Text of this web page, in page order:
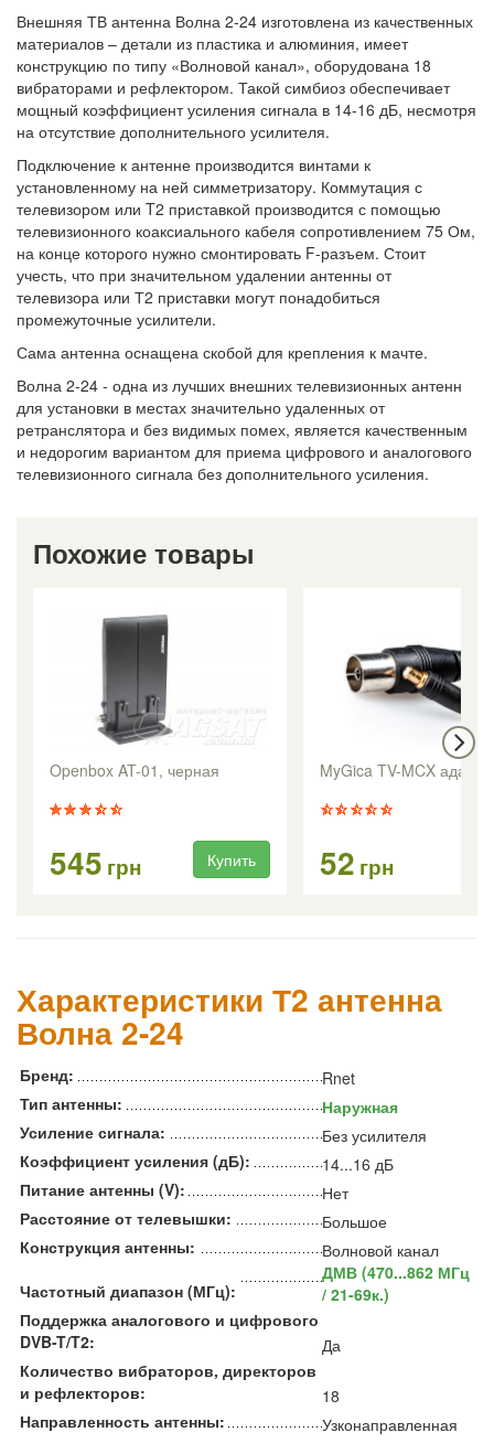
Внешняя ТВ антенна Волна 2-24 изготовлена из качественных
материалов – детали из пластика и алюминия, имеет
конструкцию по типу «Волновой канал», оборудована 18
вибраторами и рефлектором. Такой симбиоз обеспечивает
мощный коэффициент усиления сигнала в 14-16 дБ, несмотря
на отсутствие дополнительного усилителя.
Подключение к антенне производится винтами к
установленному на ней симметризатору. Коммутация с
телевизором или T2 приставкой производится с помощью
телевизионного коаксиального кабеля сопротивлением 75 Ом,
на конце которого нужно смонтировать F-разъем. Стоит
учесть, что при значительном удалении антенны от
телевизора или Т2 приставки могут понадобиться
промежуточные усилители.
Сама антенна оснащена скобой для крепления к мачте.
Волна 2-24 - одна из лучших внешних телевизионных антенн
для установки в местах значительно удаленных от
ретранслятора и без видимых помех, является качественным
и недорогим вариантом для приема цифрового и аналогового
телевизионного сигнала без дополнительного усиления.
Похожие товары
Openbox AT-01, черная
545 грн Купить
MyGica TV-MCX
52 грн
Характеристики Т2 антенна
Волна 2-24
Бренд:
Rnet
Тип антенны:
Наружная
Усиление сигнала:
Без усилителя
Коэффициент усиления (дБ):
14...16 дБ
Питание антенны (V):
Нет
Расстояние от телевышки:
Большое
Конструкция антенны:
Волновой канал
Частотный диапазон (МГц):
ДМВ (470...862 МГц
/ 21-69к.)
Поддержка аналогового и цифрового
DVB-T/T2:
Да
Количество вибраторов, директоров
и рефлекторов:
18
Направленность антенны:
Узконаправленная